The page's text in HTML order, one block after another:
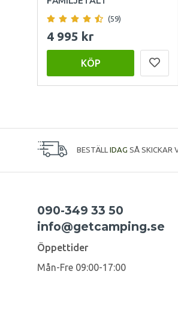
(59)
4 995 kr
KÖP
BESTÄLL IDAG SÅ SKICKAR
090-349 33 50
info@getcamping.se
Öppettider
Mån-Fre 09:00-17:00